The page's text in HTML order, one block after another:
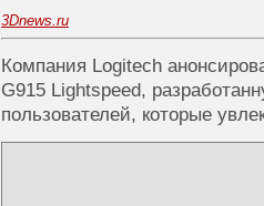
3Dnews.ru
Компания Logitech
G915 Lightspeed,
пользователей, которые